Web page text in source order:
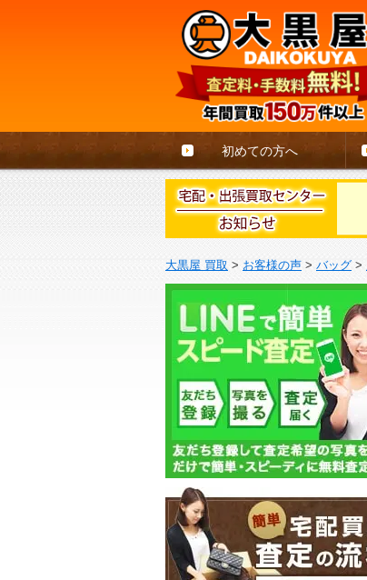
初めての方へ
大黒屋 買取 > お客様の声 > バッグ >